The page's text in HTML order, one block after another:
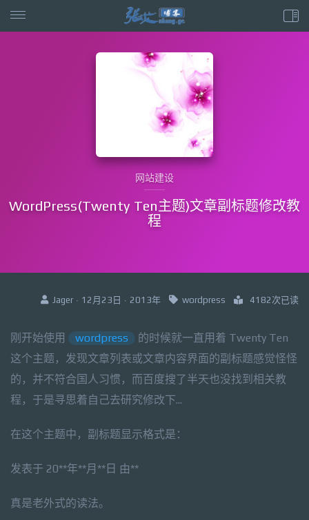
网站建设
WordPress(Twenty Ten主题)文章副标题修改教
程
Jager · 12月23日 · 2013年 wordpress 4182次已读
刚开始使用 wordpress
的时候就一直用着 Twenty Ten
这个主题，发现文章列表或文章内容界面的副标题感觉怪怪
的，并不符合国人习惯，而百度搜了半天也没找到相关教
程，于是寻思着自己去研究修改下...
在这个主题中，副标题显示格式是：
发表于 20**年**月**日 由**
真是老外式的读法。